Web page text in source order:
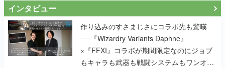
インタビュー
作り込みのすさまじさにコラボ先も驚嘆
──『Wizardry Variants Daphne』
×『FFXI』コラボが期間限定なのにジョブ
もキャラも武器も戦闘システムもワンオフ